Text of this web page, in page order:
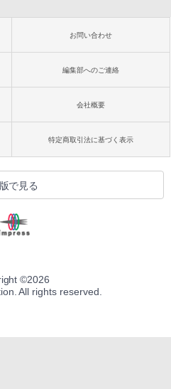
お問い合わせ
編集部へのご連絡
会社概要
特定商取引法に基づく表示
で見る
©2026
All rights reserved.